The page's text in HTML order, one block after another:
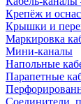
Крепёж и
Крышки и
Маркировка
Мини-каналы
Напольные
Парапетные
Соединители,